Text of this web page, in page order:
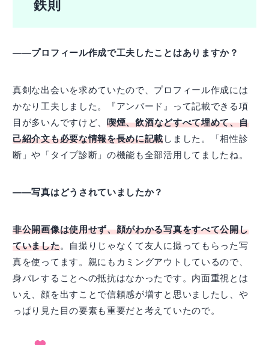
鉄則
――プロフィール作成で工夫したことはありますか？
真剣な出会いを求めていたので、プロフィール作成には
かなり工夫しました。『アンバード』って記載できる項
目が多いんですけど、 喫煙、飲酒などすべて埋めて、自
己紹介文も必要な情報を長めに記載しました。「相性診
断」や「タイプ診断」の機能も全部活用してましたね。
――写真はどうされていましたか？
非公開画像は使用せず、顔がわかる写真をすべて公開し
ていました。自撮りじゃなくて友人に撮ってもらった写
真を使ってます。親にもカミングアウトしているので、
身バレすることへの抵抗はなかったです。内面重視とは
いえ、顔を出すことで信頼感が増すと思いましたし、や
っぱり見た目の要素も重要だと考えていたので。